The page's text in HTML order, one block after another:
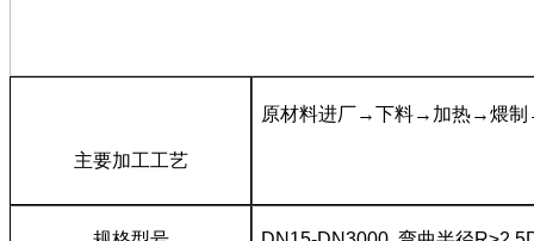
主要加工工艺
原材料进厂→下料→加热→煨